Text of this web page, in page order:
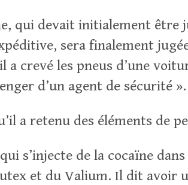
qui devait initialement être
sera finalement
a crevé les pneus d’une
d’un agent de sécurité ».
a retenu des éléments de
s’injecte de la cocaïne
et du Valium. Il dit avoir